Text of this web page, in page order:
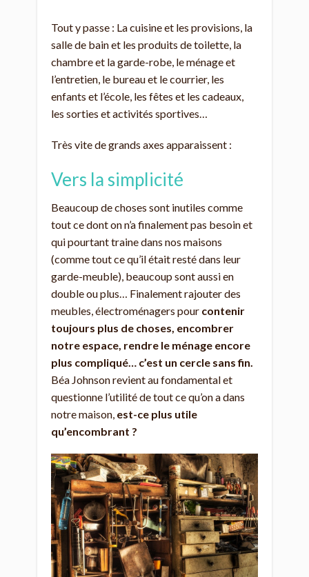
Tout y passe : La cuisine et les provisions, la
salle de bain et les produits de toilette, la
chambre et la garde-robe, le ménage et
l’entretien, le bureau et le courrier, les
enfants et l’école, les fêtes et les cadeaux,
les sorties et activités sportives…
Très vite de grands axes apparaissent :
Vers la simplicité
Beaucoup de choses sont inutiles comme
tout ce dont on n’a finalement pas besoin et
qui pourtant traine dans nos maisons
(comme tout ce qu’il était resté dans leur
garde-meuble), beaucoup sont aussi en
double ou plus… Finalement rajouter des
meubles, électroménagers pour contenir
toujours plus de choses, encombrer
notre espace, rendre le ménage encore
plus compliqué… c’est un cercle sans fin.
Béa Johnson revient au fondamental et
questionne l’utilité de tout ce qu’on a dans
notre maison, est-ce plus utile
qu’encombrant ?